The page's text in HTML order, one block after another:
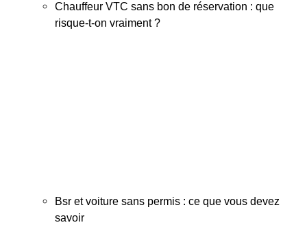
Chauffeur VTC sans bon de réservation : que
risque-t-on vraiment ?
Bsr et voiture sans permis : ce que vous devez
savoir